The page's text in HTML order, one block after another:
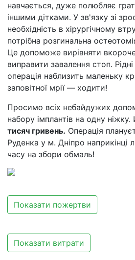
навчається, дуже полюбляє
іншими дітками. У зв'язку зі
необхідність в хірургічному
потрібна розгинальна
Це допоможе вирівняти
виправити завалення стоп.
операція наблизить маленьку
заповітної мрії — ходити!
Просимо всіх небайдужих
набору імплантів на одну
тисяч гривень. Операція
Руденка у м. Дніпро наприкінці
часу на збори обмаль!
Показати пожертви
Показати витрати